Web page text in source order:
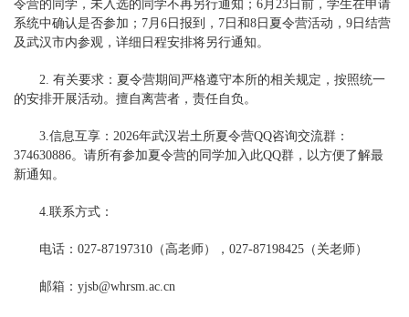
令营的同学，未入选的同学不再另行通知；6月23日前，学生在申请
系统中确认是否参加；7月6日报到，7日和8日夏令营活动，9日结营
及武汉市内参观，详细日程安排将另行通知。
2. 有关要求： 夏令营期间严格遵守本所的相关规定，按照统一
的安排开展活动。擅自离营者，责任自负。
3.信息互享： 2026年武汉岩土所夏令营QQ咨询交流群：
374630886。请所有参加夏令营的同学加入此QQ群，以方便了解最
新通知。
4.联系方式：
电话：027-87197310（高老师），027-87198425（关老师）
邮箱：yjsb@whrsm.ac.cn